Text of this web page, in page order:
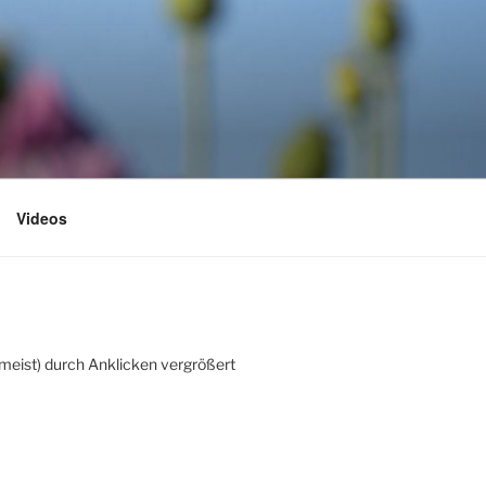
Videos
durch Anklicken vergrößert